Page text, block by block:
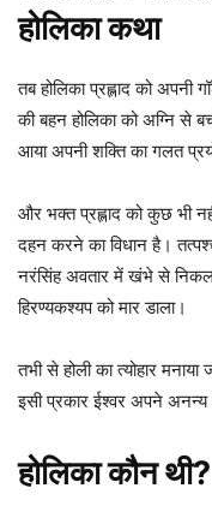
होलिका कथा
तब होलिका प्रह्लाद को अपनी
की बहन होलिका को अग्नि से
आया अपनी शक्ति का गलत
और भक्त प्रह्लाद को कुछ भी
दहन करने का विधान है।
नरंसिंह अवतार में खंभे से
हिरण्यकश्यप को मार डाला।
तभी से होली का त्योहार
इसी प्रकार ईश्वर अपने अनन्य
होलिका कौन थी?